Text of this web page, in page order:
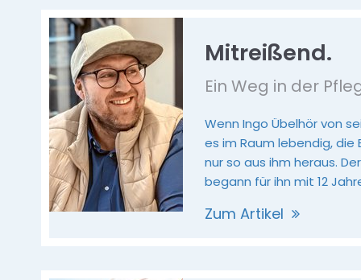
Mitreißend.
Ein Weg in der
Wenn Ingo Übelhör von
es im Raum lebendig, die
nur so aus ihm heraus.
begann für ihn mit 12
Zum Artikel